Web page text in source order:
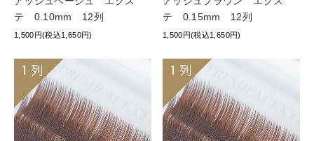
テ 0.10mm 12列
1,500円(税込1,650円)
テ 0.15mm 12列
1,500円(税込1,650円)